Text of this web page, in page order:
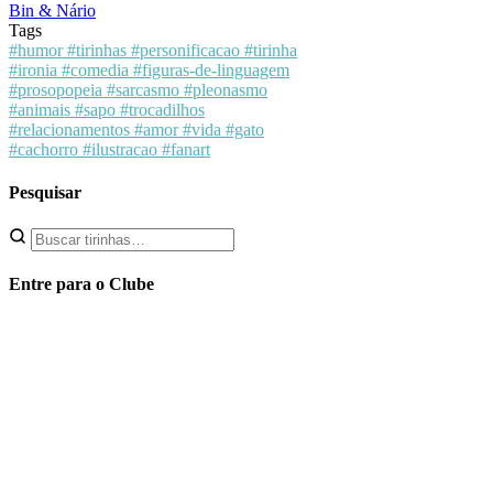
Bin & Nário
Tags
#humor#tirinhas #personificacao #tirinha
#ironia #comedia #figuras-de-linguagem
#prosopopeia #sarcasmo #pleonasmo
#animais #sapo #trocadilhos
#relacionamentos #amor#vida #gato
#cachorro #ilustracao #fanart
Pesquisar
Entre para o Clube